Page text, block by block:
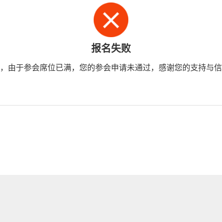
报名失败
由于参会席位已满，您的参会申请未通过，感谢您的支持与